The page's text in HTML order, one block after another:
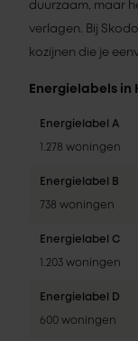
duurzaam, maar
verlagen. Bij
kozijnen die je
Energielabels in
Energielabel A
1.278 woningen
Energielabel B
738 woningen
Energielabel C
1.203 woningen
Energielabel D
600 woningen